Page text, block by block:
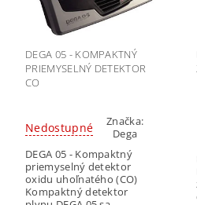
DEGA 05 - KOMPAKTNÝ
PRIEMYSELNÝ DETEKTOR
CO
Nedostupné
Značka:
Dega
DEGA 05 - Kompaktný
priemyselný detektor
oxidu uhoľnatého (CO)
Kompaktný detektor